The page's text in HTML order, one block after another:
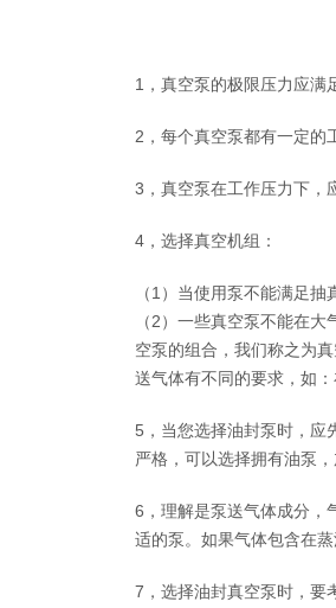
1，真空泵的极限压力应满
2，每个真空泵都有一定的
3，真空泵在工作压力下，
4，选择真空机组：
（1）当使用泵不能满足
（2）一些真空泵不能在
空泵的组合，我们称之为
送气体有不同的要求，如
5，当您选择油封泵时，应
严格，可以选择拥有油泵
6，理解是泵送气体成分，
适的泵。如果气体包含在
7，选择油封真空泵时，要